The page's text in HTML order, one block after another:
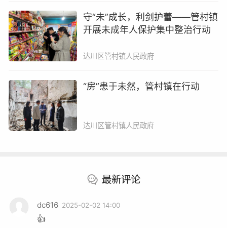
守“未”成长，利剑护蕾——管村镇
开展未成年人保护集中整治行动
达川区管村镇人民政府
“房”患于未然，管村镇在行动
达川区管村镇人民政府
最新评论
dc616 2025-02-02 14:00
👍